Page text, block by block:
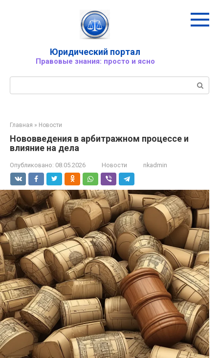
Юридический портал
Правовые знания: просто и ясно
Главная » Новости
Нововведения в арбитражном процессе и
влияние на дела
Опубликовано: 08.05.2026 Новости nkadmin